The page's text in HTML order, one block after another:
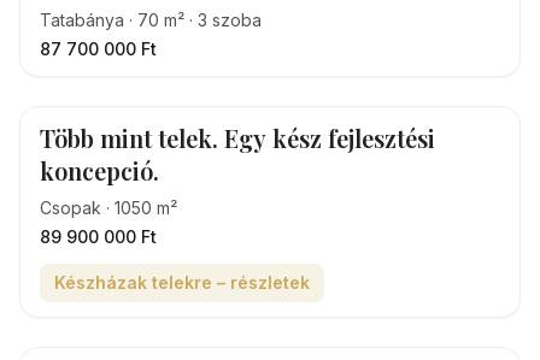
Tatabánya · 70 m² · 3 szoba
87 700 000 Ft
Több mint telek. Egy kész fejlesztési
koncepció.
Csopak · 1050 m²
89 900 000 Ft
Készházak telekre – részletek